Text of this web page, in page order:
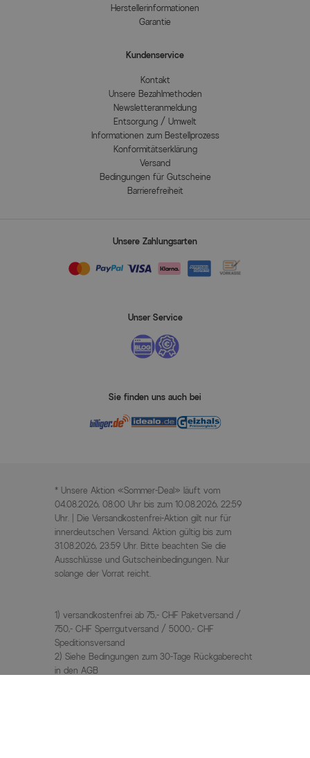
Herstellerinformationen
Garantie
Kundenservice
Kontakt
Unsere Bezahlmethoden
Newsletteranmeldung
Entsorgung / Umwelt
Informationen zum Bestellprozess
Konformitätserklärung
Versand
Bedingungen für Gutscheine
Barrierefreiheit
Unsere Zahlungsarten
Unser Service
Sie finden uns auch bei
* Unsere Aktion «Sommer-Deal» läuft vom
04.08.2026, 08:00 Uhr bis zum 10.08.2026, 22:59
Uhr. | Die Versandkostenfrei-Aktion gilt nur für
innerdeutschen Versand. Aktion gültig bis zum
31.08.2026, 23:59 Uhr. Bitte beachten Sie die
Ausschlüsse und Gutscheinbedingungen. Nur
solange der Vorrat reicht.
1) versandkostenfrei ab 75,- CHF Paketversand /
750,- CHF Sperrgutversand / 5000,- CHF
Speditionsversand
2) Siehe Bedingungen zum 30-Tage Rückgaberecht
in den AGB